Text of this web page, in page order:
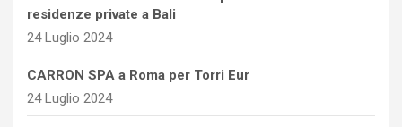
residenze private a Bali
24 Luglio 2024
CARRON SPA a Roma per Torri Eur
24 Luglio 2024